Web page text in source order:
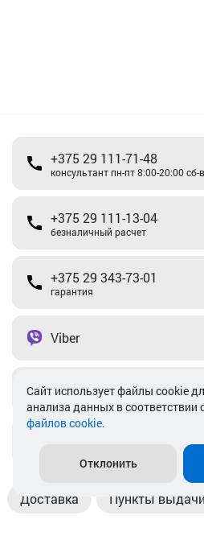
+375 29 111-71-48
консультант пн-пт 8:00-20:00 сб-
+375 29 111-13-04
безналичный расчет
+375 29 343-73-01
гарантия
Viber
Telegram
Доставка Пункты выдачи
Cайт использует файлы cookie
анализа данных в соответствии
файлов cookie.
Отклонить